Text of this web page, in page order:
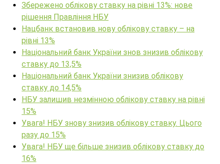
Збережено облікову ставку на рівні 13%: нове
рішення Правління НБУ
Нацбанк встановив нову облікову ставку – на
рівні 13%
Національний банк України знов знизив облікову
ставку до 13,5%
Національний банк України знизив облікову
ставку до 14,5%
НБУ залишив незмінною облікову ставку на рівні
15%
Увага! НБУ знову знизив облікову ставку. Цього
разу до 15%
Увага! НБУ ще більше знизив облікову ставку до
16%